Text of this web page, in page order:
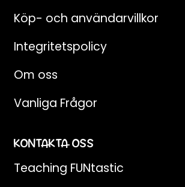
Köp- och användarvillkor
Integritetspolicy
Om oss
Vanliga Frågor
KONTAKTA OSS
Teaching FUNtastic